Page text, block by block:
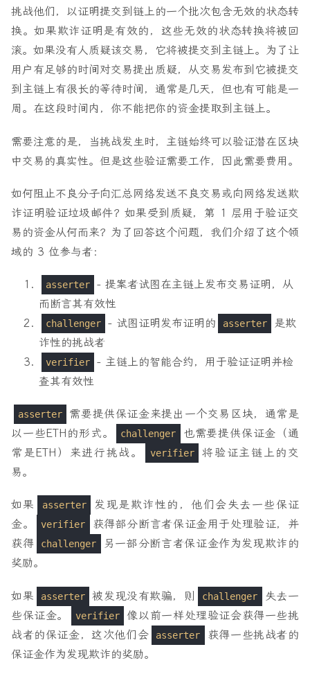
挑战他们，以证明提交到链上的一个批次包含无效的状态转
换。如果欺诈证明是有效的，这些无效的状态转换将被回
滚。如果没有人质疑该交易，它将被提交到主链上。为了让
用户有足够的时间对交易提出质疑，从交易发布到它被提交
到主链上有很长的等待时间，通常是几天，但也有可能是一
周。在这段时间内，你不能把你的资金提取到主链上。
需要注意的是，当挑战发生时，主链始终可以验证潜在区块
中交易的真实性。但是这些验证需要工作，因此需要费用。
如何阻止不良分子向汇总网络发送不良交易或向网络发送欺
诈证明验证垃圾邮件？如果受到质疑，第 1 层用于验证交
易的资金从何而来？为了回答这个问题，我们介绍了这个领
域的 3 位参与者：
asserter
- 提案者试图在主链上发布交易证明，从
而断言其有效性
challenger - 试图证明发布证明的 asserter
是欺
诈性的挑战者
verifier
- 主链上的智能合约，用于验证证明并检
查其有效性
asserter
需要提供保证金来提出一个交易区块，通常是
以一些ETH的形式。
challenger
也需要提供保证金（通
常是ETH）来进行挑战。
verifier
将验证主链上的交
易。
如果 asserter
发现是欺诈性的，他们会失去一些保证
金。
verifier
获得部分断言者保证金用于处理验证，并
获得
challenger
另一部分断言者保证金作为发现欺诈的
奖励。
如果 asserter 被发现没有欺骗，则 challenger
失去一
些保证金。
verifier
像以前一样处理验证会获得一些挑
战者的保证金，这次他们会
asserter
获得一些挑战者的
保证金作为发现欺诈的奖励。